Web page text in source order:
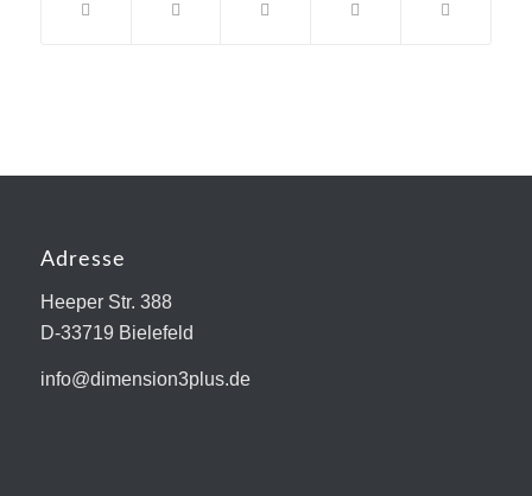
Adresse
Heeper Str. 388
D-33719 Bielefeld
info@dimension3plus.de